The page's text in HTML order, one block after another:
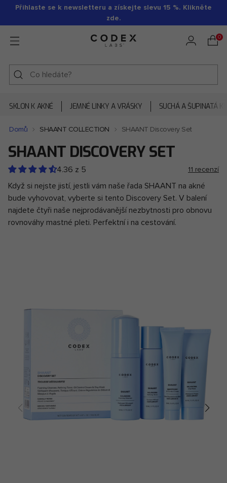
Přihlaste se k newsletteru a získejte slevu 15 %. Klikněte
zde.
0
SKLON K AKNÉ JEMNÉ LINKY A VRÁSKY SUCHÁ A ŠUPINATÁ
Domů SHAANT COLLECTION SHAANT Discovery Set
SHAANT DISCOVERY SET
4.36 z 5 11 recenzí
Když si nejste jistí, jestli vám naše řada SHAANT na akné
bude vyhovovat, vyberte si tento Discovery Set. V balení
najdete čtyři naše nejprodávanější nezbytnosti pro obnovu
rovnováhy mastné pleti. Perfektní i na cestování.
Přidání
košíku